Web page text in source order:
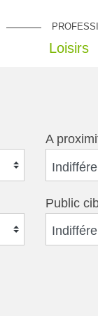
Loisirs
A
Public